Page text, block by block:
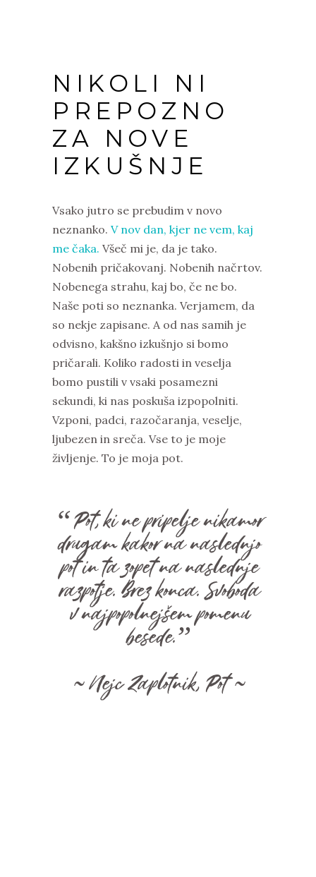
NIKOLI NI
PREPOZNO
ZA NOVE
IZKUŠNJE
Vsako jutro se prebudim v novo
neznanko. V nov dan, kjer ne vem, kaj
me čaka. Všeč mi je, da je tako.
Nobenih pričakovanj. Nobenih načrtov.
Nobenega strahu, kaj bo, če ne bo.
Naše poti so neznanka. Verjamem, da
so nekje zapisane. A od nas samih je
odvisno, kakšno izkušnjo si bomo
pričarali. Koliko radosti in veselja
bomo pustili v vsaki posamezni
sekundi, ki nas poskuša izpopolniti.
Vzponi, padci, razočaranja, veselje,
ljubezen in sreča. Vse to je moje
življenje. To je moja pot.
“Pot, ki ne pripelje nikamor
drugam kakor na naslednjo
pot in ta zopet na naslednje
razpotje. Brez konca. Svoboda
v najpopolnejšem pomenu
besede.”
̴ Nejc Zaplotnik, Pot ̴